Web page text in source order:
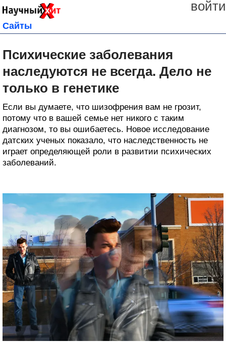
войти
Сайты
Психические заболевания
наследуются не всегда. Дело не
только в генетике
Если вы думаете, что шизофрения вам не грозит,
потому что в вашей семье нет никого с таким
диагнозом, то вы ошибаетесь. Новое исследование
датских ученых показало, что наследственность не
играет определяющей роли в развитии психических
заболеваний.